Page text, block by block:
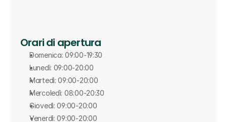
Orari di apertura
Domenica: 09:00-19:30
Lunedì: 09:00-20:00
Martedì: 09:00-20:00
Mercoledì: 08:00-20:30
Giovedì: 09:00-20:00
Venerdì: 09:00-20:00